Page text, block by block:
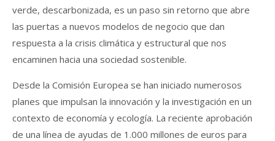
verde, descarbonizada, es un paso sin retorno que abre
las puertas a nuevos modelos de negocio que dan
respuesta a la crisis climática y estructural que nos
encaminen hacia una sociedad sostenible.
Desde la Comisión Europea se han iniciado numerosos
planes que impulsan la innovación y la investigación en un
contexto de economía y ecología. La reciente aprobación
de una línea de ayudas de 1.000 millones de euros para